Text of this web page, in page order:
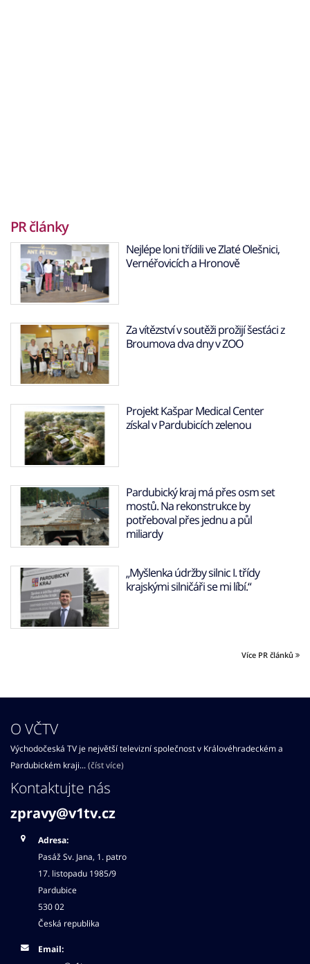
PR články
Nejlépe loni třídili ve Zlaté Olešnici,
Vernéřovicích a Hronově
Za vítězství v soutěži prožijí šesťáci z
Broumova dva dny v ZOO
Projekt Kašpar Medical Center
získal v Pardubicích zelenou
Pardubický kraj má přes osm set
mostů. Na rekonstrukce by
potřeboval přes jednu a půl
miliardy
„Myšlenka údržby silnic I. třídy
krajskými silničáři se mi líbí.“
Více PR článků
O VČTV
Východočeská TV je největší televizní společnost v Královéhradeckém a
Pardubickém kraji... (číst více)
Kontaktujte nás
zpravy@v1tv.cz
Adresa:
Pasáž Sv. Jana, 1. patro
17. listopadu 1985/9
Pardubice
530 02
Česká republika
Email: